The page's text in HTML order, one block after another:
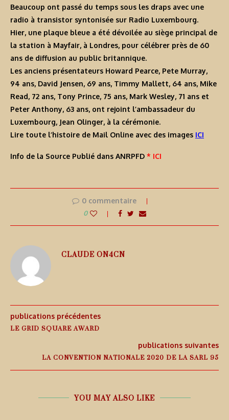
Beaucoup ont passé du temps sous les draps avec une
radio à transistor syntonisée sur Radio Luxembourg.
Hier, une plaque bleue a été dévoilée au siège principal de
la station à Mayfair, à Londres, pour célébrer près de 60
ans de diffusion au public britannique.
Les anciens présentateurs Howard Pearce, Pete Murray,
94 ans, David Jensen, 69 ans, Timmy Mallett, 64 ans, Mike
Read, 72 ans, Tony Prince, 75 ans, Mark Wesley, 71 ans et
Peter Anthony, 63 ans, ont rejoint l’ambassadeur du
Luxembourg, Jean Olinger, à la cérémonie.
Lire toute l’histoire de Mail Online avec des images ICI
Info de la Source Publié dans ANRPFD * ICI
0 commentaire
0
CLAUDE ON4CN
publications précédentes
LE GRID SQUARE AWARD
publications suivantes
LA CONVENTION NATIONALE 2020 DE LA SARL 95
YOU MAY ALSO LIKE